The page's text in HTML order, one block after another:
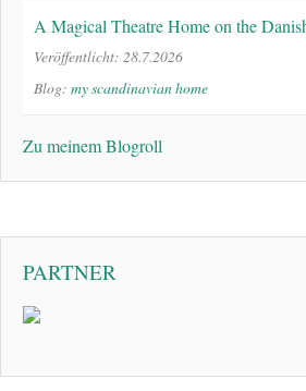
A Magical Theatre Home on the
Veröffentlicht: 28.7.2026
Blog: my scandinavian home
Zu meinem Blogroll
PARTNER